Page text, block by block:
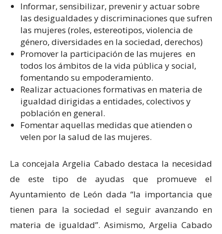
Informar, sensibilizar, prevenir y actuar sobre
las desigualdades y discriminaciones que sufren
las mujeres (roles, estereotipos, violencia de
género, diversidades en la sociedad, derechos)
Promover la participación de las mujeres en
todos los ámbitos de la vida pública y social,
fomentando su empoderamiento.
Realizar actuaciones formativas en materia de
igualdad dirigidas a entidades, colectivos y
población en general.
Fomentar aquellas medidas que atienden o
velen por la salud de las mujeres.
La concejala Argelia Cabado destaca la necesidad
de este tipo de ayudas que promueve el
Ayuntamiento de León dada “la importancia que
tienen para la sociedad el seguir avanzando en
materia de igualdad”. Asimismo, Argelia Cabado